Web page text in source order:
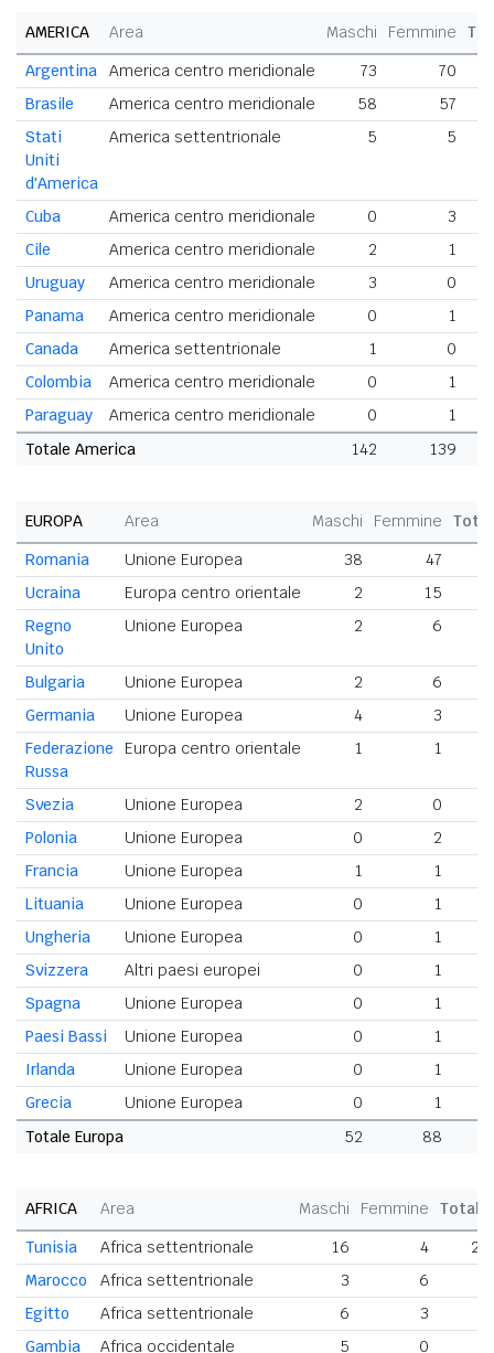
AMERICA Area Maschi Femmine
Argentina
America centro meridionale 73 70
Brasile
America centro meridionale 58 57
Stati
Uniti
d'America
America settentrionale 5 5
Cuba America centro meridionale 0
3
Cile
America centro meridionale 2
1
Uruguay
America centro meridionale 3
0
Panama
America centro meridionale 0
1
Canada
America settentrionale 1
0
Colombia
America centro meridionale 0
1
Paraguay
America centro meridionale 0
1
Totale America
142 139
EUROPA Area Maschi Femmine
Romania
Unione Europea 38 47
Ucraina
Europa centro orientale 2 15
Regno
Unito
Unione Europea 2 6
Bulgaria Unione Europea 2 6
Germania
Unione Europea 4
3
Federazione
Russa
Europa centro orientale 1 1
Svezia Unione Europea 2
0
Polonia
Unione Europea 0
2
Francia
Unione Europea 1
1
Lituania
Unione Europea 0
1
Ungheria
Unione Europea 0
1
Svizzera
Altri paesi europei 0
1
Spagna
Unione Europea 0
1
Paesi Bassi
Unione Europea 0
1
Irlanda
Unione Europea 0
1
Grecia
Unione Europea 0
1
Totale Europa
52 88
AFRICA Area Maschi Femmine
Totale
Tunisia
Africa settentrionale 16 4
20
Marocco
Africa settentrionale 3 6
Egitto
Africa settentrionale 6 3
Gambia
Africa occidentale 5 0